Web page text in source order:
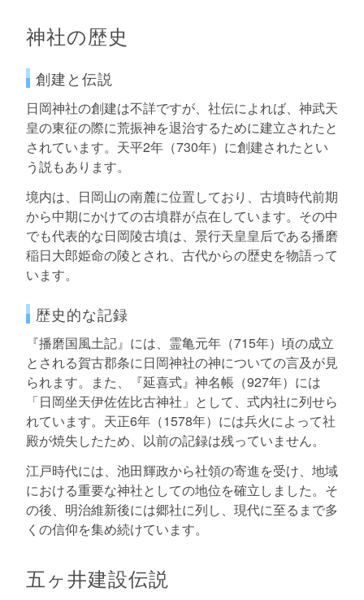
神社の歴史
創建と伝説
日岡神社の創建は不詳ですが、社伝によれば、神武天
皇の東征の際に荒振神を退治するために建立されたと
されています。天平2年（730年）に創建されたとい
う説もあります。
境内は、日岡山の南麓に位置しており、古墳時代前期
から中期にかけての古墳群が点在しています。その中
でも代表的な日岡陵古墳は、景行天皇皇后である播磨
稲日大郎姫命の陵とされ、古代からの歴史を物語って
います。
歴史的な記録
『播磨国風土記』には、霊亀元年（715年）頃の成立
とされる賀古郡条に日岡神社の神についての言及が見
られます。また、『延喜式』神名帳（927年）には
「日岡坐天伊佐佐比古神社」として、式内社に列せら
れています。天正6年（1578年）には兵火によって社
殿が焼失したため、以前の記録は残っていません。
江戸時代には、池田輝政から社領の寄進を受け、地域
における重要な神社としての地位を確立しました。そ
の後、明治維新後には郷社に列し、現代に至るまで多
くの信仰を集め続けています。
五ヶ井建設伝説